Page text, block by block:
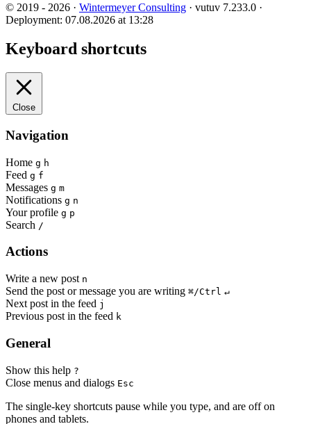
© 2019 - 2026 · Wintermeyer Consulting · vutuv 7.233.0 ·
Deployment: 07.08.2026 at 13:28
Keyboard shortcuts
Close
Navigation
Home g h
Feed g f
Messages g m
Notifications g n
Your profile g p
Search /
Actions
Write a new post n
Send the post or message you are writing ⌘/Ctrl ↵
Next post in the feed j
Previous post in the feed k
General
Show this help ?
Close menus and dialogs Esc
The single-key shortcuts pause while you type, and are off on
phones and tablets.